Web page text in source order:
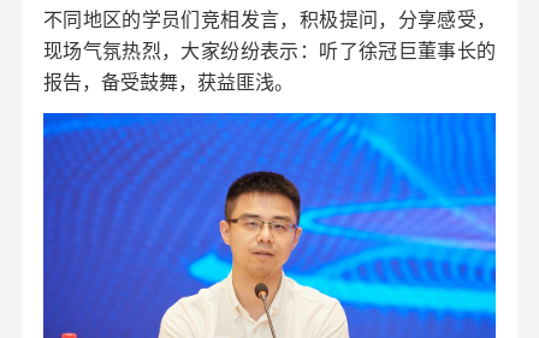
不同地区的学员们竞相发言，积极提问，分享感受，
现场气氛热烈，大家纷纷表示：听了徐冠巨董事长的
报告，备受鼓舞，获益匪浅。